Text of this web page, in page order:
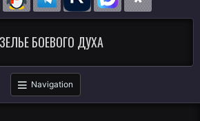
ЗЕЛЬЕ БОЕВОГО ДУХА
Navigation